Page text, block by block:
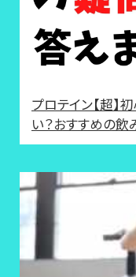
プロテイン【超】
い？おすすめの飲